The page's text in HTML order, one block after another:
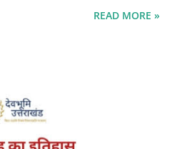
है । अर्थात कुणिंद वंश के इतिहास में
कहा गया है। कुणिंद राजवंश के साक्ष्य
हैं। जिसमें से एक मथुरा और 4 भरहूत से
प्रदेश में स्थित है। जबकि भरहूत
READ MORE »